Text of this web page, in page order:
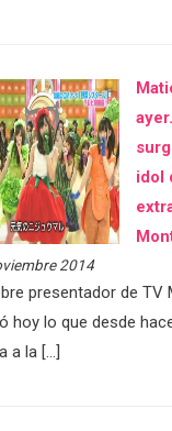
idol
2014
presentador de TV
hoy lo que desde
a la […]